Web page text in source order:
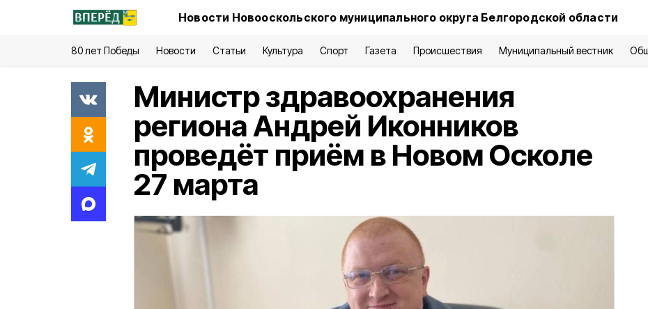
Новости Новооскольского муниципального округа Белгородской области
80 лет Победы Новости Статьи Культура Спорт Газета Происшествия Муниципальный вестник
Министр здравоохранения
региона Андрей Иконников
проведёт приём в Новом Осколе
27 марта